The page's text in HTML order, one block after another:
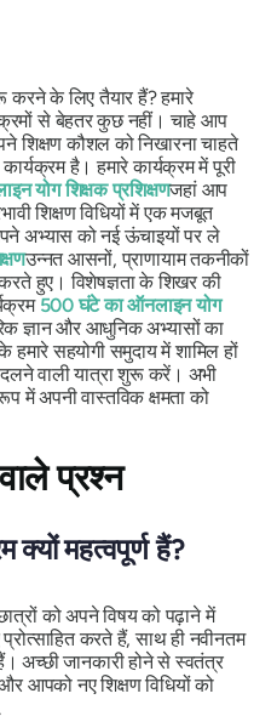
करने के लिए तैयार हैं? हमारे
से बेहतर कुछ नहीं। चाहे आप
कौशल को निखारना चाहते
है। हमारे कार्यक्रम में पूरी
योग शिक्षक प्रशिक्षणजहां आप
शिक्षण विधियों में एक मजबूत
अभ्यास को नई ऊंचाइयों पर ले
उन्नत आसनों, प्राणायाम तकनीकों
हुए। विशेषज्ञता के शिखर की
500 घंटे का ऑनलाइन योग
ज्ञान और आधुनिक अभ्यासों का
हमारे सहयोगी समुदाय में शामिल हों
वाली यात्रा शुरू करें। अभी
में अपनी वास्तविक क्षमता को
प्रश्न
क्यों महत्वपूर्ण हैं?
को अपने विषय को पढ़ाने में
करते हैं, साथ ही नवीनतम
अच्छी जानकारी होने से स्वतंत्र
आपको नए शिक्षण विधियों को